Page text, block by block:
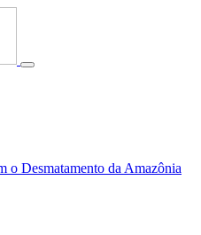
Toggle
o Desmatamento da Amazônia